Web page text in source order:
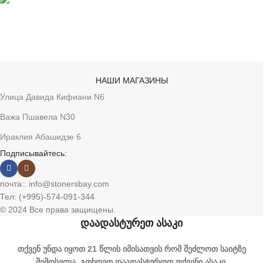
НАШИ МАГАЗИНЫ
Улица Давида Кифиани N6
Важа Пшавела N30
Ираклия Абашидзе 6
Подписывайтесь:
почта:: info@stonersbay.com
Тел: (+995)-574-091-344
© 2024 Все права защищены.
დაადასტურეთ ასაკი
თქვენ უნდა იყოთ 21 წლის იმისათვის რომ შეძლოთ საიტზე